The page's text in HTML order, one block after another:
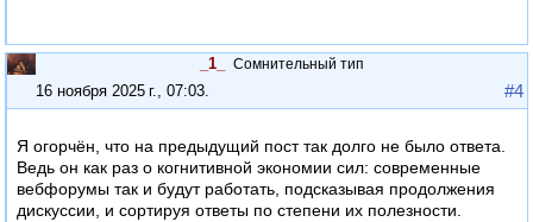
_1_ Сомнительный тип
16 ноября 2025 г., 07:03. #4
Я огорчён, что на предыдущий пост так долго не было ответа.
Ведь он как раз о когнитивной экономии сил: современные
вебфорумы так и будут работать, подсказывая продолжения
дискуссии, и сортируя ответы по степени их полезности.